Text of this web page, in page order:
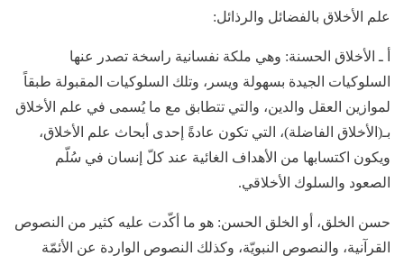
علم الأخلاق بالفضائل والرذائل:
أ ـ الأخلاق الحسنة: وهي ملكة نفسانية راسخة تصدر عنها
السلوكيات الجيدة بسهولة ويسر، وتلك السلوكيات المقبولة طبقاً
لموازين العقل والدين، والتي تتطابق مع ما يُسمى في علم الأخلاق
بـ(الأخلاق الفاضلة)، التي تكون عادةً إحدى أبحاث علم الأخلاق،
ويكون اكتسابها من الأهداف الغائية عند كلّ إنسان في سُلّم
الصعود والسلوك الأخلاقي.
حسن الخلق، أو الخلق الحسن: هو ما أكّدت عليه كثير من النصوص
القرآنية، والنصوص النبويّة، وكذلك النصوص الواردة عن الأئمّة